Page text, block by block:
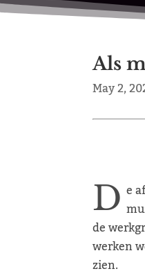
Als
May 2,
D e
de
werken
zien.